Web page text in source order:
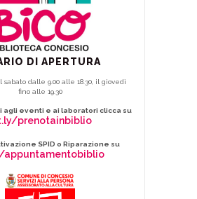
DI APERTURA
dalle 9.00 alle 18.30, il giovedì
fino alle 19.30
agli eventi e ai laboratori clicca su
prenotainbiblio
SPID o Riparazione su
appuntamentobiblio